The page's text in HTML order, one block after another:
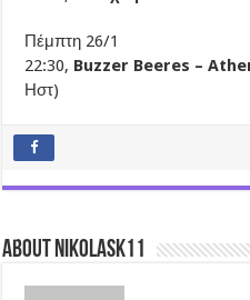
Πέμπτη 26/1
22:30, Buzzer Beeres –
Ηστ)
About nikolask11